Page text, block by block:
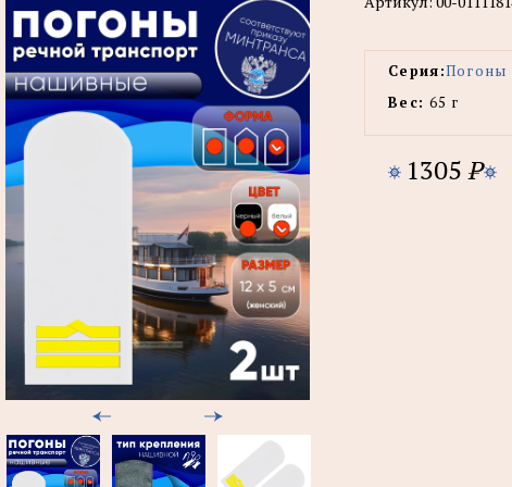
Серия:Погоны
Вес: 65 г
1305 P